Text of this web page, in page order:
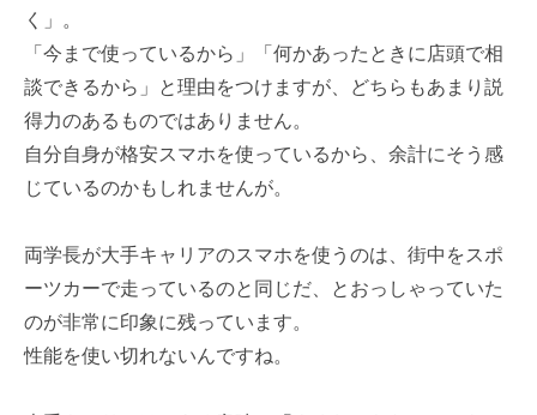
く」。
「今まで使っているから」「何かあったときに店頭で相
談できるから」と理由をつけますが、どちらもあまり説
得力のあるものではありません。
自分自身が格安スマホを使っているから、余計にそう感
じているのかもしれませんが。
両学長が大手キャリアのスマホを使うのは、街中をスポ
ーツカーで走っているのと同じだ、とおっしゃっていた
のが非常に印象に残っています。
性能を使い切れないんですね。